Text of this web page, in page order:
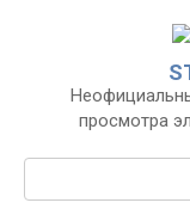
просмотра
Поиск: